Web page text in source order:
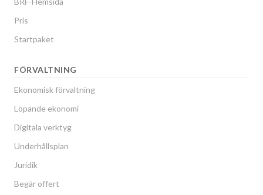
Pris
Startpaket
FÖRVALTNING
Ekonomisk förvaltning
Löpande ekonomi
Digitala verktyg
Underhållsplan
Juridik
Begär offert